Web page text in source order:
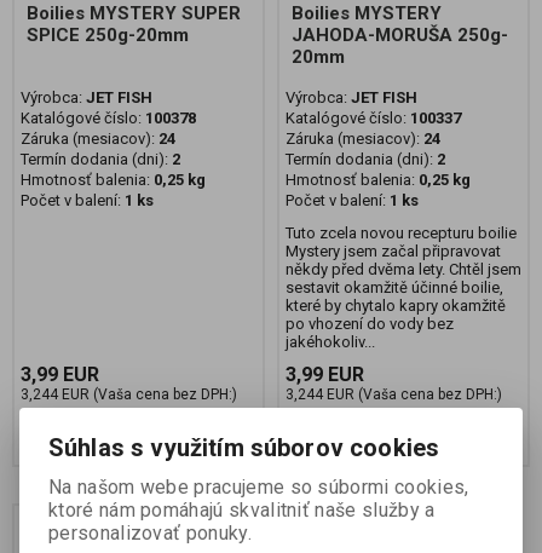
Boilies MYSTERY SUPER
SPICE 250g-20mm
Výrobca: JET FISH
Katalógové číslo: 100378
Záruka (mesiacov): 24
Termín dodania (dni): 2
Hmotnosť balenia: 0,25 kg
Počet v balení: 1 ks
3,99 EUR
3,244 EUR (Vaša cena bez DPH:)
Boilies MYSTERY
JAHODA-MORUŠA 250g-
20mm
Výrobca: JET FISH
Katalógové číslo: 100337
Záruka (mesiacov): 24
Termín dodania (dni): 2
Hmotnosť balenia: 0,25 kg
Počet v balení: 1 ks
Tuto zcela novou recepturu boilie
Mystery jsem začal připravovat
někdy před dvěma lety. Chtěl jsem
sestavit okamžitě účinné boilie,
které by chytalo kapry okamžitě
po vhození do vody bez
jakéhokoliv...
3,99 EUR
3,244 EUR (Vaša cena bez DPH:)
Súhlas s využitím súborov cookies
Na našom webe pracujeme so súbormi cookies,
ktoré nám pomáhajú skvalitniť naše služby a
personalizovať ponuky.